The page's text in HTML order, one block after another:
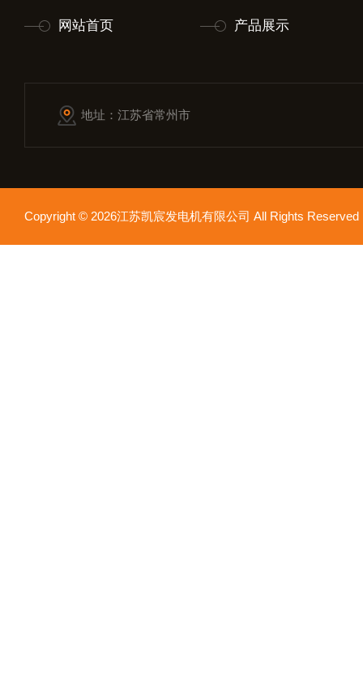
网站首页 产品展示
地址：江苏省常州市
Copyright © 2026江苏凯宸发电机有限公司 All Rights